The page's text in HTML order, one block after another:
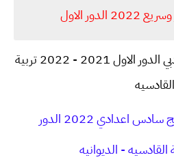
نتائج السادس العلمي والادبي الدور الاول 2021 - 2022 تربية
القادسيه
لتحميل ومعاينة نتائج سادس اعدادي 2022 الدور
القادسيه - الديوانيه